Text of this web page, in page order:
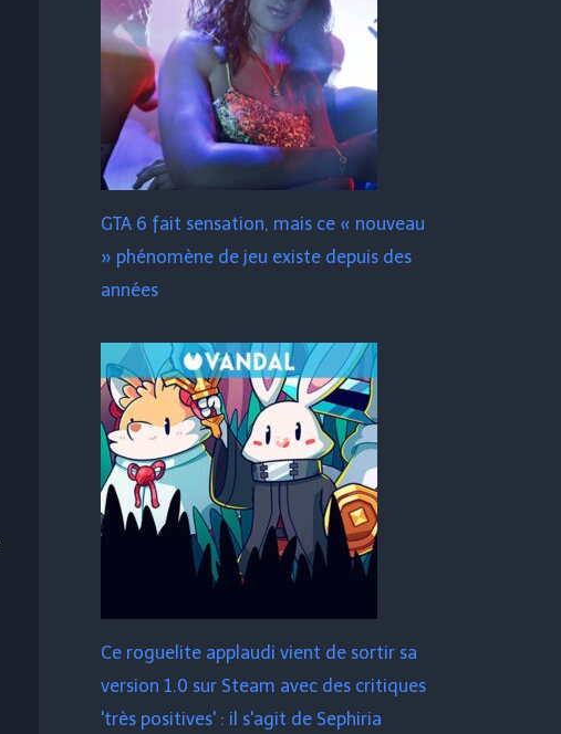
GTA 6 fait sensation, mais ce « nouveau
» phénomène de jeu existe depuis des
années
Ce roguelite applaudi vient de sortir sa
version 1.0 sur Steam avec des critiques
'très positives' : il s'agit de Sephiria